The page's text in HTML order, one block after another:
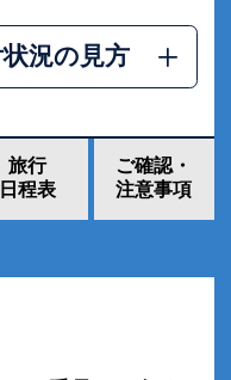
況の見方
旅行
日程表
ご確認・
注意事項